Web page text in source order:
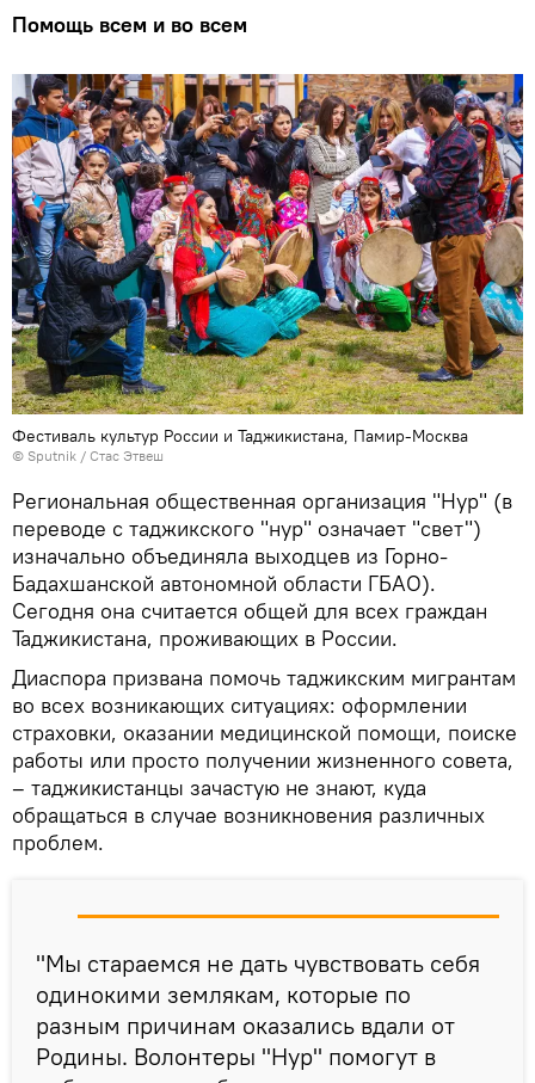
Помощь всем и во всем
Фестиваль культур России и Таджикистана, Памир-Москва
© Sputnik / Стас Этвеш
Региональная общественная организация "Нур" (в
переводе с таджикского "нур" означает "свет")
изначально объединяла выходцев из Горно-
Бадахшанской автономной области ГБАО).
Сегодня она считается общей для всех граждан
Таджикистана, проживающих в России.
Диаспора призвана помочь таджикским мигрантам
во всех возникающих ситуациях: оформлении
страховки, оказании медицинской помощи, поиске
работы или просто получении жизненного совета,
– таджикистанцы зачастую не знают, куда
обращаться в случае возникновения различных
проблем.
"Мы стараемся не дать чувствовать себя
одинокими землякам, которые по
разным причинам оказались вдали от
Родины. Волонтеры "Нур" помогут в